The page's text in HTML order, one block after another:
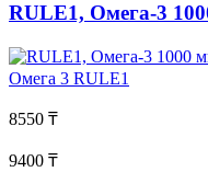
RULE1, Омега-3
Омега 3 RULE1
8550 ₸
9400 ₸